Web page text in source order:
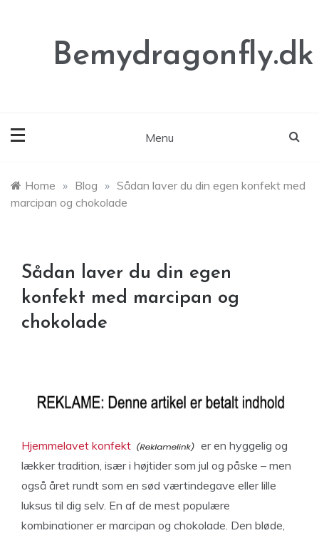
Bemydragonfly.dk
Menu
Home » Blog » Sådan laver du din egen konfekt med
marcipan og chokolade
Sådan laver du din egen
konfekt med marcipan og
chokolade
Hjemmelavet konfekt
er en hyggelig og
lækker tradition, især i højtider som jul og påske – men
også året rundt som en sød værtindegave eller lille
luksus til dig selv. En af de mest populære
kombinationer er marcipan og chokolade. Den bløde,